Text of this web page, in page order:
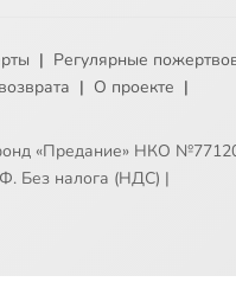
| Регулярные
| О проекте |
«Предание» НКО
Без налога (НДС) |